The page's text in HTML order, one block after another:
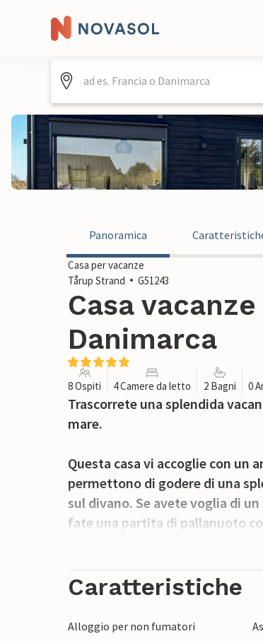
Panoramica
Casa per vacanze
Tårup Strand
G51243
Casa
Danimarca
8 Ospiti 4 Camere da letto 2 Bagni 0
Trascorrete una splendida
mare.
Questa casa vi accoglie con
permettono di godere di una
sul divano. Se avete voglia di
fate una partita di pallanuoto
Fate colazione sulla terrazza
barbecue la sera. Trovate un
Caratteristiche
Alloggio per non fumatori